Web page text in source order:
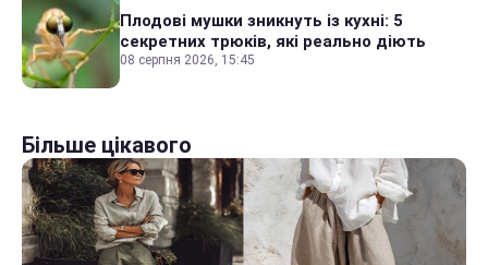
Плодові мушки зникнуть із кухні: 5
секретних трюків, які реально діють
08 серпня 2026, 15:45
Більше цікавого